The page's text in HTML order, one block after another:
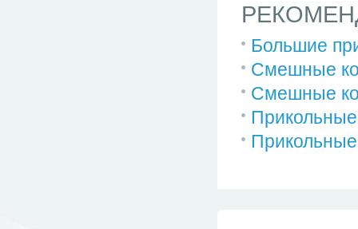
Большие
Смешные
Смешные